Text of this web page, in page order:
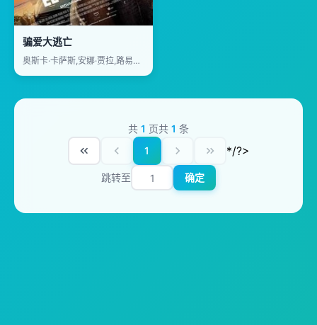
骗爱大逃亡
奥斯卡·卡萨斯,安娜·贾拉,路易斯·扎赫拉,Antonio Pagudo,Miguel de Lira,Mario Marzo,安娜·米兰
共 1 页共 1 条
1
*/?>
跳转至 确定